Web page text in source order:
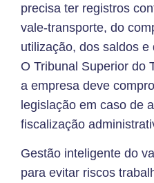
precisa ter registros
vale-transporte, do
utilização, dos saldos
O Tribunal Superior do
a empresa deve
legislação em caso de
fiscalização
Gestão inteligente do
para evitar riscos